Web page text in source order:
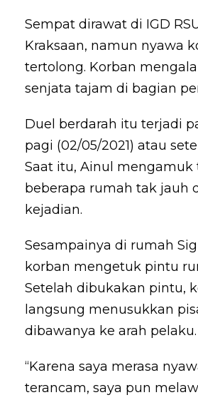
Sempat dirawat di IGD
Kraksaan, namun nyawa
tertolong. Korban
senjata tajam di bagian
Duel berdarah itu terjadi
pagi (02/05/2021) atau
Saat itu, Ainul mengamuk
beberapa rumah tak jauh
kejadian.
Sesampainya di rumah
korban mengetuk pintu
Setelah dibukakan pintu,
langsung menusukkan
dibawanya ke arah pelaku.
“Karena saya merasa
terancam, saya pun